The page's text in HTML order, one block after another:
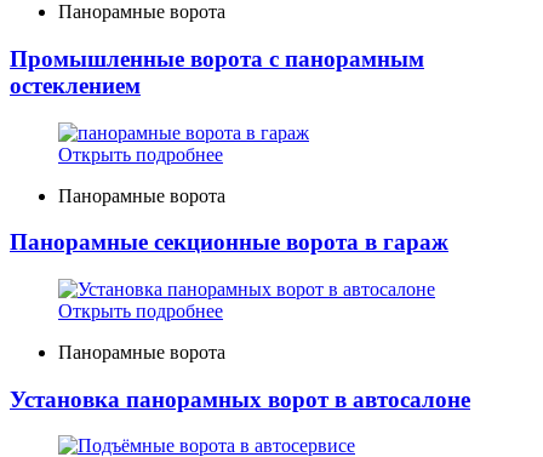
Панорамные ворота
Промышленные ворота с панорамным
остеклением
Открыть подробнее
Панорамные ворота
Панорамные секционные ворота в гараж
Открыть подробнее
Панорамные ворота
Установка панорамных ворот в автосалоне